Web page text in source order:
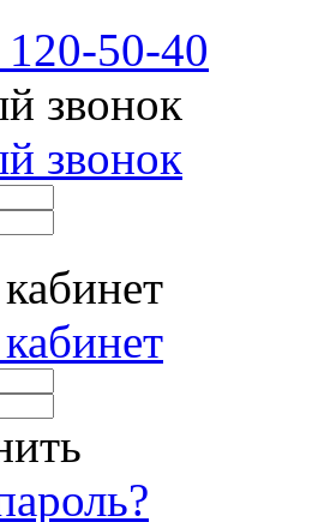
50-40
звонок
звонок